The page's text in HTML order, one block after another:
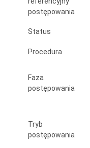
postępowania
Status
Procedura
Faza
postępowania
Tryb
postępowania